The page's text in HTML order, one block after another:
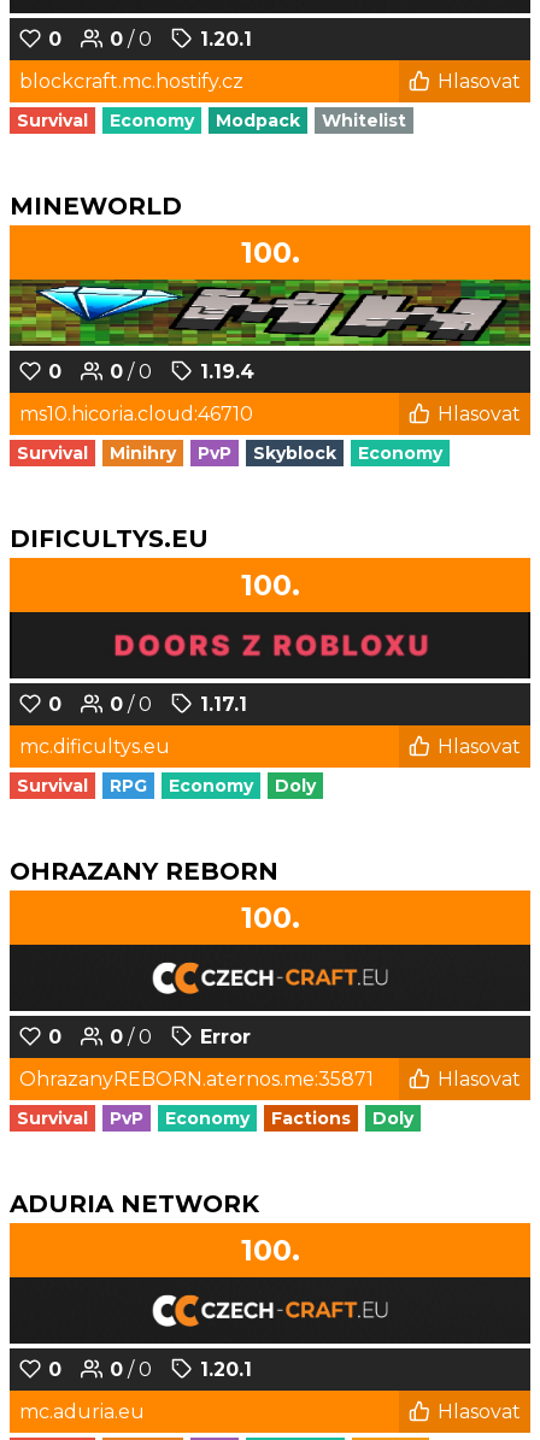
0 0 / 0
1.20.1
blockcraft.mc.hostify.cz
Hlasovat
Survival Economy Modpack Whitelist
MINEWORLD
100.
0 0 / 0
1.19.4
ms10.hicoria.cloud:46710
Hlasovat
Survival Minihry PvP Skyblock Economy
DIFICULTYS.EU
100.
0 0 / 0
1.17.1
mc.dificultys.eu
Hlasovat
Survival RPG Economy Doly
OHRAZANY REBORN
100.
0 0 / 0
Error
OhrazanyREBORN.aternos.me:35871
Hlasovat
Survival PvP Economy Factions Doly
ADURIA NETWORK
100.
0 0 / 0
1.20.1
mc.aduria.eu
Hlasovat